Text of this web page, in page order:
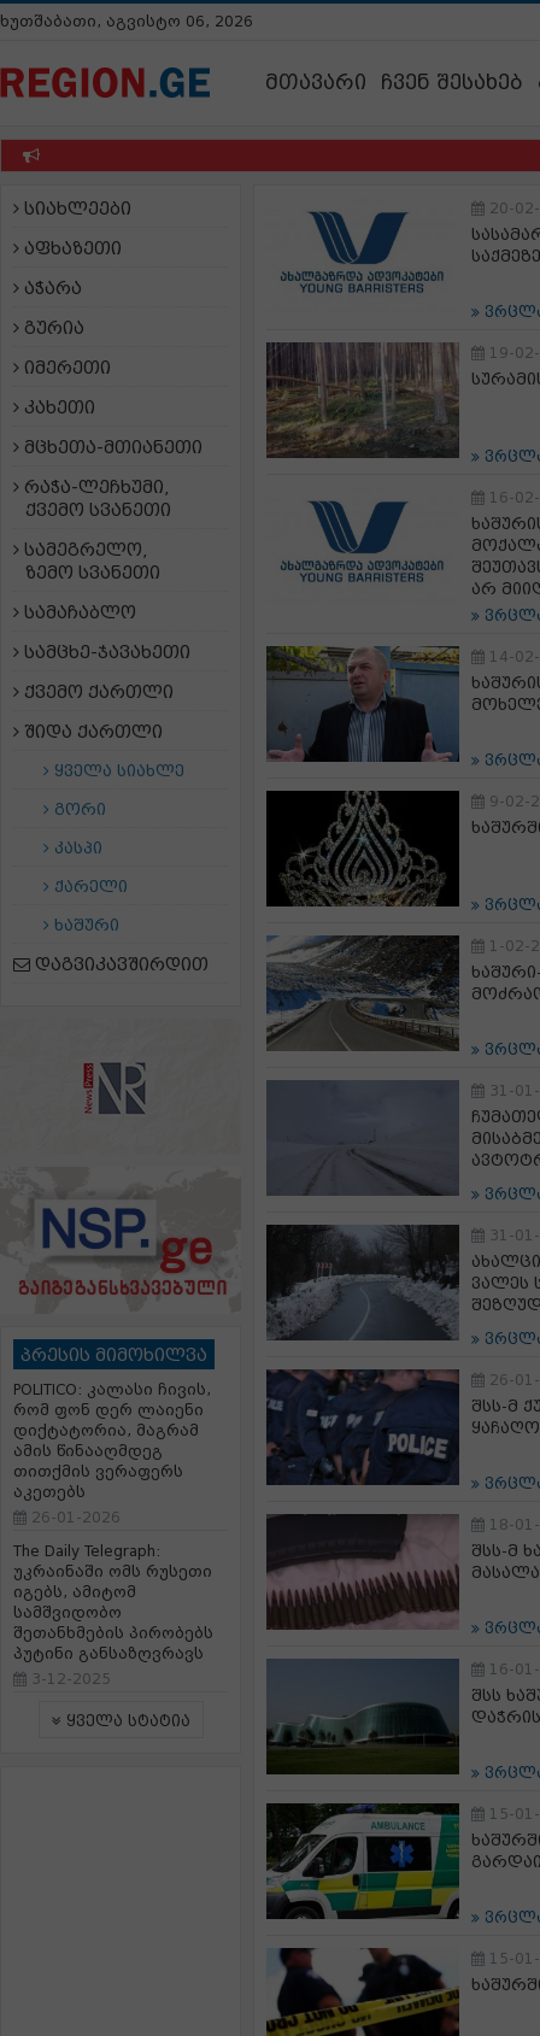
ხუთშაბათი, აგვისტო 06, 2026
მთავარი ჩვენ შესახებ
სიახლეები
აფხაზეთი
აჭარა
გურია
იმერეთი
კახეთი
მცხეთა-მთიანეთი
რაჭა-ლეჩხუმი,
ქვემო სვანეთი
სამეგრელო,
ზემო სვანეთი
სამაჩაბლო
სამცხე-ჯავახეთი
ქვემო ქართლი
შიდა ქართლი
ყველა სიახლე
გორი
კასპი
ქარელი
ხაშური
დაგვიკავშირდით
პრესის მიმოხილვა
POLITICO: კალასი ჩივის,
რომ ფონ დერ ლაიენი
დიქტატორია, მაგრამ
ამის წინააღმდეგ
თითქმის ვერაფერს
აკეთებს
26-01-2026
The Daily Telegraph:
უკრაინაში ომს რუსეთი
იგებს, ამიტომ
სამშვიდობო
შეთანხმების პირობებს
პუტინი განსაზღვრავს
3-12-2025
ყველა სტატია
20-
19-
16-
არ
14-
9-02-
1-02-
31-
31-
ვალეს
26-
შსს-მ
18-
შსს-მ
16-
შსს
15-
15-